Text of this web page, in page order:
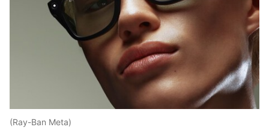
(Ray-Ban Meta)